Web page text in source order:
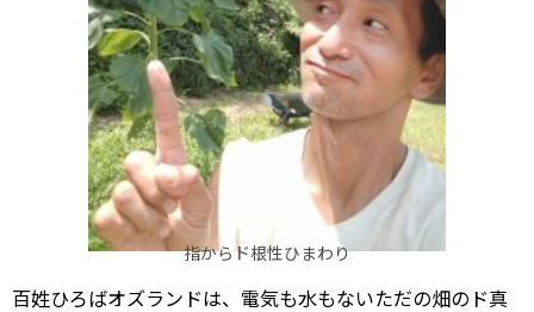
指からド根性ひまわり
百姓ひろばオズランドは、電気も水もないただの畑のド真